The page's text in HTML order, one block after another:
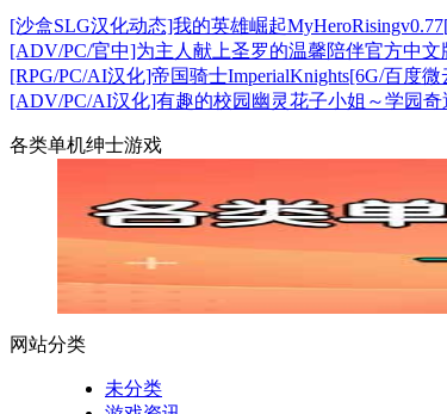
[沙盒SLG汉化动态]我的英雄崛起
[ADV/PC/官中]为主人献上圣罗的温馨陪伴官方中文
[RPG/PC/AI汉化]帝国骑士ImperialKnights[6G/百度微
[ADV/PC/AI汉化]有趣的校园幽灵花子小姐～学园
各类单机绅士游戏
网站分类
未分类